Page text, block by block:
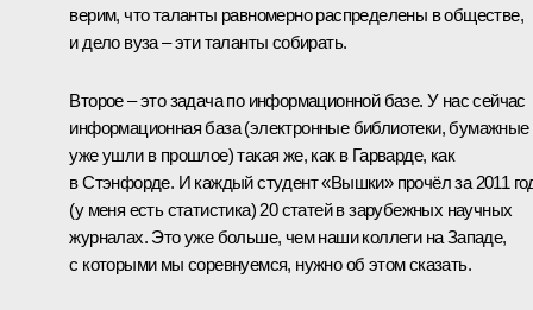
верим, что таланты равномерно распределены в обществе,
и дело вуза – эти таланты собирать.
Второе – это задача по информационной базе. У нас сейчас
информационная база (электронные библиотеки, бумажные
уже ушли в прошлое) такая же, как в Гарварде, как
в Стэнфорде. И каждый студент «Вышки» прочёл за 2011
(у меня есть статистика) 20 статей в зарубежных научных
журналах. Это уже больше, чем наши коллеги на Западе,
с которыми мы соревнуемся, нужно об этом сказать.